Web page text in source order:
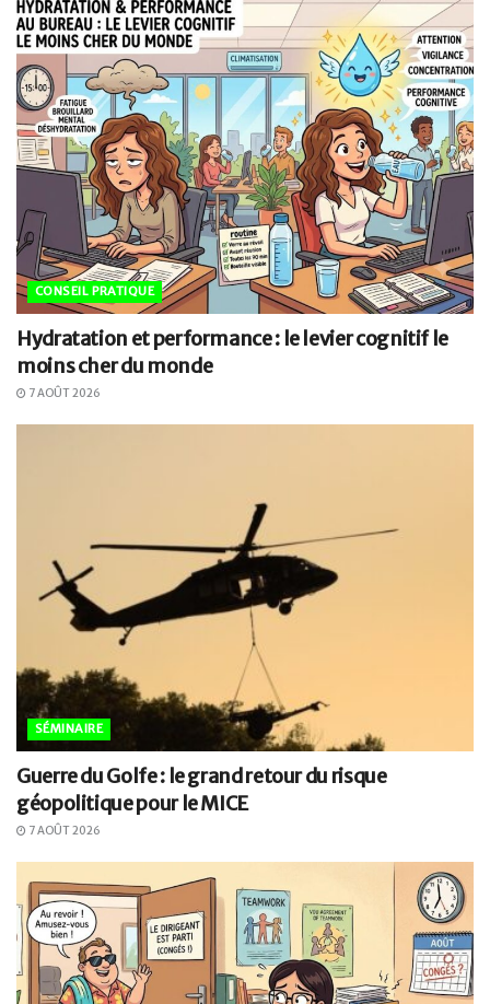
CONSEIL PRATIQUE
Hydratation et performance : le levier cognitif le
moins cher du monde
7 AOÛT 2026
SÉMINAIRE
Guerre du Golfe : le grand retour du risque
géopolitique pour le MICE
7 AOÛT 2026